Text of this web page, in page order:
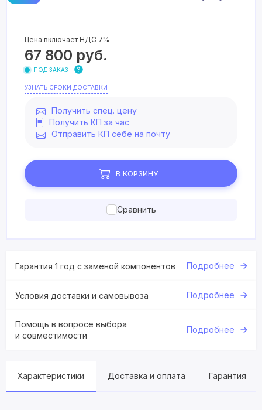
Цена включает НДС 7%
67 800 руб.
ПОД ЗАКАЗ
УЗНАТЬ СРОКИ ДОСТАВКИ
Получить спец. цену
Получить КП за час
Отправить КП себе на почту
В КОРЗИНУ
Сравнить
Гарантия 1 год с заменой компонентов Подробнее
Условия доставки и самовывоза Подробнее
Помощь в вопросе выбора
и совместимости
Подробнее
Характеристики Доставка и оплата Гарантия